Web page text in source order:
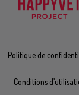
Politique de
Conditions